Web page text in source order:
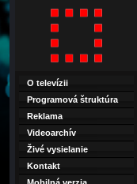
O televízii
Programová štruktúra
Reklama
Videoarchív
Živé vysielanie
Kontakt